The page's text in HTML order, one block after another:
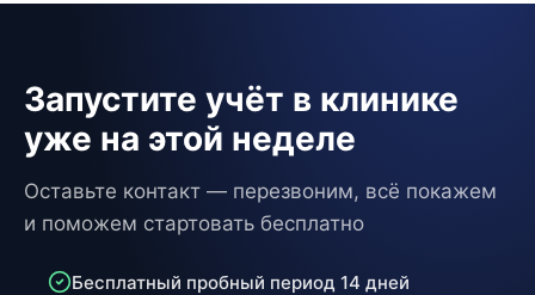
Запустите учёт в клинике
уже на этой неделе
Оставьте контакт — перезвоним, всё покажем
и поможем стартовать бесплатно
Бесплатный пробный период 14 дней